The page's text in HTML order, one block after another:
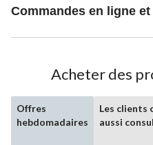
Commandes en ligne
Acheter des
Offres
hebdomadaires
Les clients
aussi